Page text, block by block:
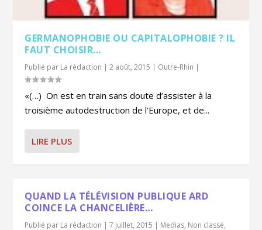
GERMANOPHOBIE OU CAPITALOPHOBIE ? IL
FAUT CHOISIR…
Publié par La rédaction |2 août, 2015 | Outre-Rhin |
«(…) On est en train sans doute d’assister à la
troisième autodestruction de l’Europe, et de...
LIRE PLUS
QUAND LA TÉLÉVISION PUBLIQUE ARD
COINCE LA CHANCELIÈRE…
Publié par La rédaction |7 juillet, 2015 | Medias, Non classé,